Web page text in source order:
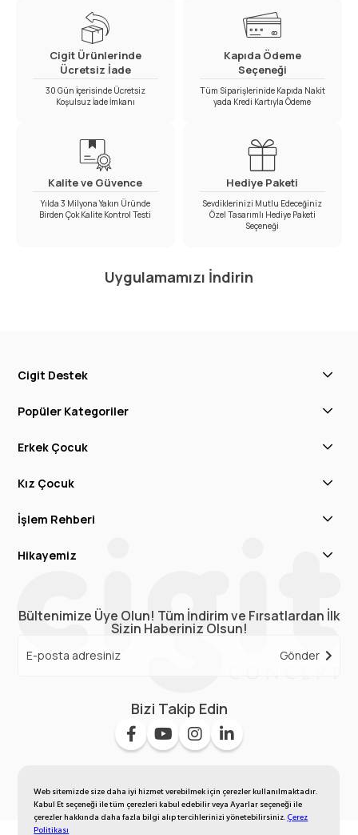
Web sitemizde size daha iyi hizmet verebilmek için çerezler kullanılmaktadır.
Kabul Et seçeneği ile tüm çerezleri kabul edebilir veya Ayarlar seçeneği ile
çerezler hakkında daha fazla bilgi alıp tercihlerinizi yönetebilirsiniz.Çerez
Politikası
Cigit Ürünlerinde
Ücretsiz İade
30 Gün İçerisinde Ücretsiz
Koşulsuz İade İmkanı
Kapıda Ödeme
Seçeneği
Tüm Siparişlerinide Kapıda Nakit
yada Kredi Kartıyla Ödeme
Kalite ve Güvence
Yılda 3 Milyona Yakın Üründe
Birden Çok Kalite Kontrol Testi
Hediye Paketi
Sevdiklerinizi Mutlu Edeceğiniz
Özel Tasarımlı Hediye Paketi
Seçeneği
Uygulamamızı İndirin
Cigit Destek
Popüler Kategoriler
Erkek Çocuk
Kız Çocuk
İşlem Rehberi
Hikayemiz
Bültenimize Üye Olun! Tüm İndirim ve Fırsatlardan İlk
Sizin Haberiniz Olsun!
Gönder
Bizi Takip Edin